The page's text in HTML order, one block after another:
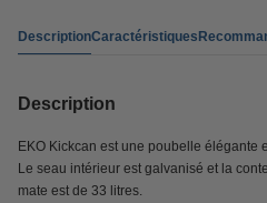
DescriptionCaractéristiques
Description
EKO Kickcan est une poubelle élégante
Le seau intérieur est galvanisé et la
mate est de 33 litres.